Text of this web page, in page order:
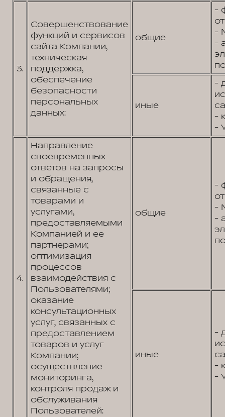
3.
Совершенствование
функций и сервисов
сайта Компании,
техническая
поддержка,
обеспечение
безопасности
персональных
данных:
общие
-
-
-
иные
-
-
-
4.
Направление
своевременных
ответов на запросы
и обращения,
связанные с
товарами и
услугами,
предоставляемыми
Компанией и ее
партнерами;
оптимизация
процессов
взаимодействия с
Пользователями;
оказание
консультационных
услуг, связанных с
предоставлением
товаров и услуг
Компании;
осуществление
мониторинга,
контроля продаж и
обслуживания
Пользователей:
общие
-
-
-
иные
-
-
-